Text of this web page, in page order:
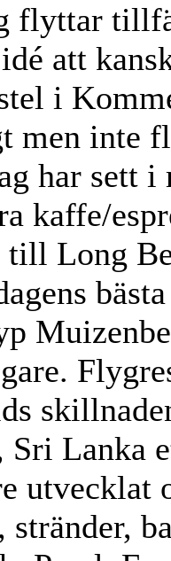
flyttar
att
i
men inte
har sett
kaffe/
till Long
Lanka
utvecklat
stränder,